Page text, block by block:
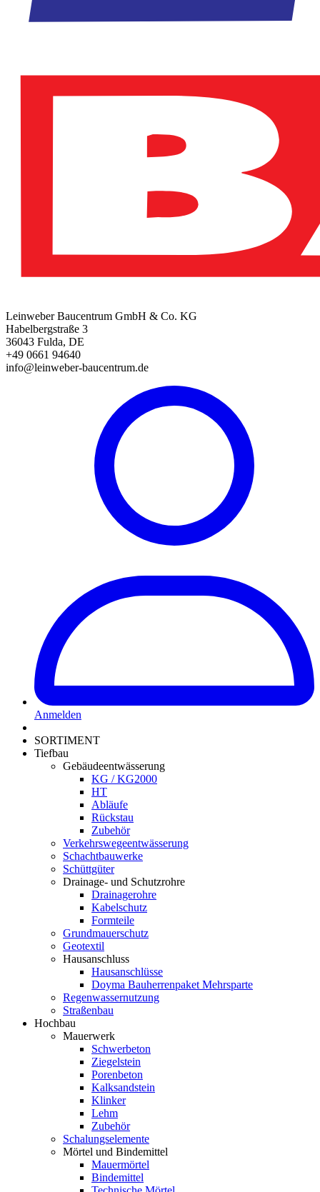
Leinweber Baucentrum GmbH & Co. KG
Habelbergstraße 3
36043 Fulda, DE
+49 0661 94640
info@leinweber-baucentrum.de
Anmelden
SORTIMENT
Tiefbau
Gebäudeentwässerung
KG / KG2000
HT
Abläufe
Rückstau
Zubehör
Verkehrswegeentwässerung
Schachtbauwerke
Schüttgüter
Drainage- und Schutzrohre
Drainagerohre
Kabelschutz
Formteile
Grundmauerschutz
Geotextil
Hausanschluss
Hausanschlüsse
Doyma Bauherrenpaket Mehrsparte
Regenwassernutzung
Straßenbau
Hochbau
Mauerwerk
Schwerbeton
Ziegelstein
Porenbeton
Kalksandstein
Klinker
Lehm
Zubehör
Schalungselemente
Mörtel und Bindemittel
Mauermörtel
Bindemittel